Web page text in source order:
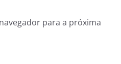
para a próxima